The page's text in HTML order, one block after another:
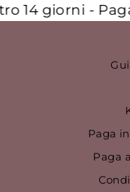
giorni -
Paga
Paga